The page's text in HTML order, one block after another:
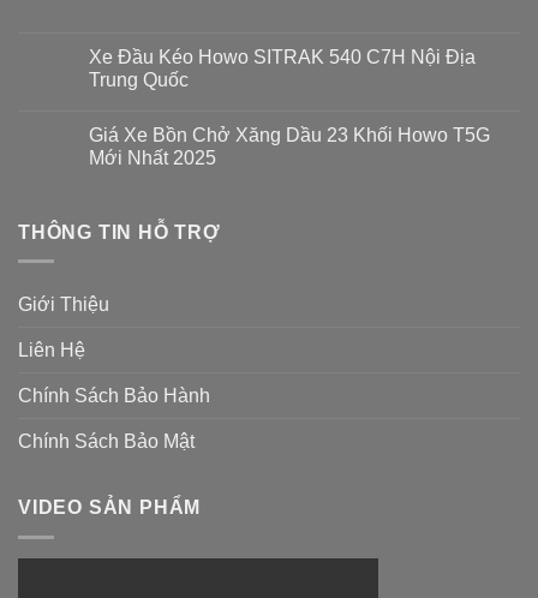
Kéo
Howo
Sitrak
Cẩu
Gập
Palfinger
luận
ở
Chi
Khí
Thải
Xe
Xe Đầu Kéo Howo SITRAK 540 C7H Nội Địa
Trung Quốc
bình
luận
ở
Howo
SITRAK
Địa
Giá Xe Bồn Chở Xăng Dầu 23 Khối Howo T5G
Mới Nhất 2025
luận
ở
Chở
Howo
T5G
Nhất
2025
THÔNG TIN HỖ TRỢ
Giới Thiệu
Liên Hệ
Chính Sách Bảo Hành
Chính Sách Bảo Mật
VIDEO SẢN PHẨM